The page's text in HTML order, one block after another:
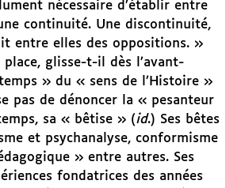
nécessaire d’établir entre
continuité. Une discontinuité,
entre elles des oppositions. »
glisse-t-il dès l’avant-
» du « sens de l’Histoire »
pas de dénoncer la « pesanteur
sa « bêtise » (id.) Ses bêtes
et psychanalyse, conformisme
» entre autres. Ses
fondatrices des années